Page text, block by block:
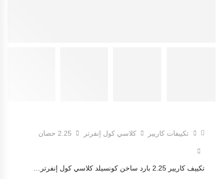
تكييفات كاريير كلاسي كول إنفرتر 2.25 حصان
تكييف كاريير 2.25 بارد ساخن كونسيلد كلاسي كول إنفرتر ( Carrier Classi Cool Inverter)53QDMT18DN-718 A6